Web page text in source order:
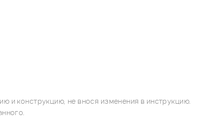
и конструкцию, не внося изменения в инструкцию.